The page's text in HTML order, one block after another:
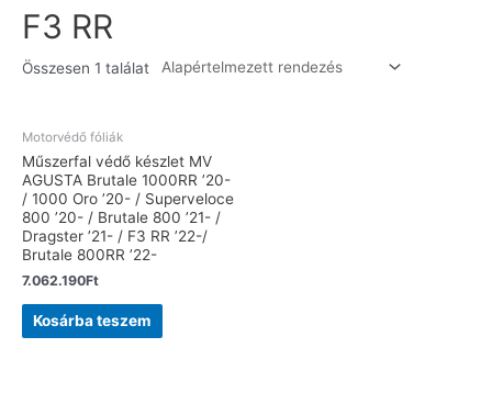
F3 RR
Összesen 1 találat
Motorvédő fóliák
Műszerfal védő készlet MV
AGUSTA Brutale 1000RR ’20-
/ 1000 Oro ’20- / Superveloce
800 ’20- / Brutale 800 ’21- /
Dragster ’21- / F3 RR ’22-/
Brutale 800RR ’22-
7.062.190Ft
Kosárba teszem